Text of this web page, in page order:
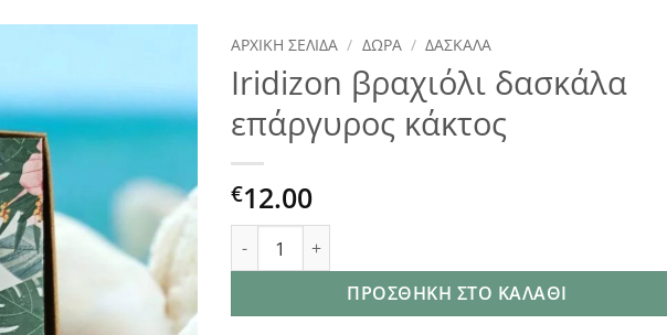
Add to
wishlist
ΑΡΧΙΚΉ ΣΕΛΊΔΑ / ΔΏΡΑ / ΔΑΣΚΑΛΑ
Iridizon βραχιόλι δασκάλα
επάργυρος κάκτος
€12.00
Iridizon βραχιόλι δασκάλα επάργυρος κάκτος ποσότητα
ΠΡΟΣΘΉΚΗ ΣΤΟ ΚΑΛΆΘΙ